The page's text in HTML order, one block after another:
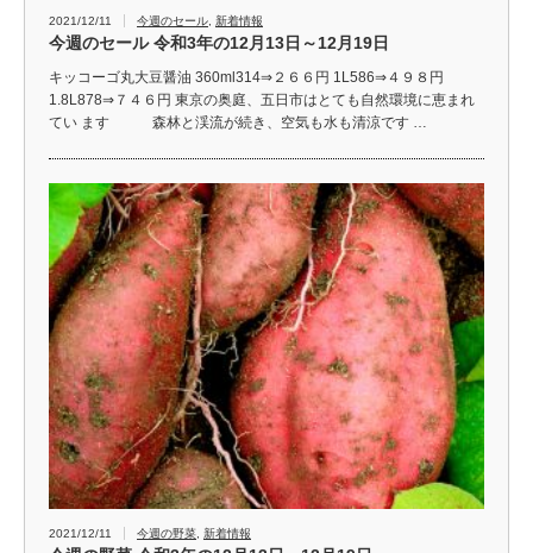
2021/12/11 今週のセール 新着情報
今週のセール 令和3年の12月13日～12月19日
キッコーゴ丸大豆醤油 360ml314⇒２６６円 1L586⇒４９８円
1.8L878⇒７４６円 東京の奥庭、五日市はとても自然環境に恵まれ
てい ます 森林と渓流が続き、空気も水も清涼です …
2021/12/11 今週の野菜 新着情報